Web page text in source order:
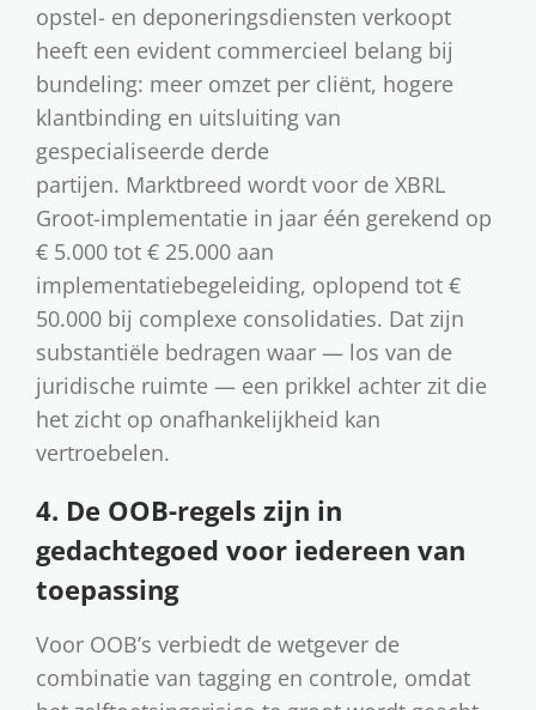
opstel- en deponeringsdiensten verkoopt
heeft een evident commercieel belang bij
bundeling: meer omzet per cliënt, hogere
klantbinding en uitsluiting van
gespecialiseerde derde
partijen. Marktbreed wordt voor de XBRL
Groot-implementatie in jaar één gerekend op
€ 5.000 tot € 25.000 aan
implementatiebegeleiding, oplopend tot €
50.000 bij complexe consolidaties. Dat zijn
substantiële bedragen waar — los van de
juridische ruimte — een prikkel achter zit die
het zicht op onafhankelijkheid kan
vertroebelen.
4. De OOB-regels zijn in
gedachtegoed voor iedereen van
toepassing
Voor OOB’s verbiedt de wetgever de
combinatie van tagging en controle, omdat